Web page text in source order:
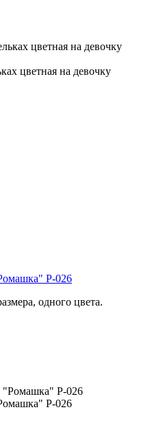
цветная на девочку
Р-026
одного цвета.
Р-026